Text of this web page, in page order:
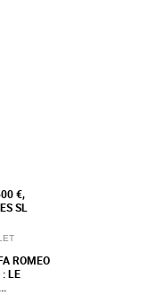
€,
SL
ROMEO
LE